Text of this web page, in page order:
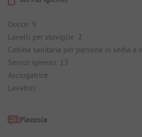
Docce: 9
Lavelli per stoviglie: 2
Cabina sanitaria per persone in sedia a
Servizi igienici: 13
Asciugatrice
Lavatrici
Piazzola